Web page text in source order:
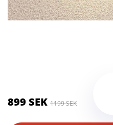
899 SEK 1199 SEK